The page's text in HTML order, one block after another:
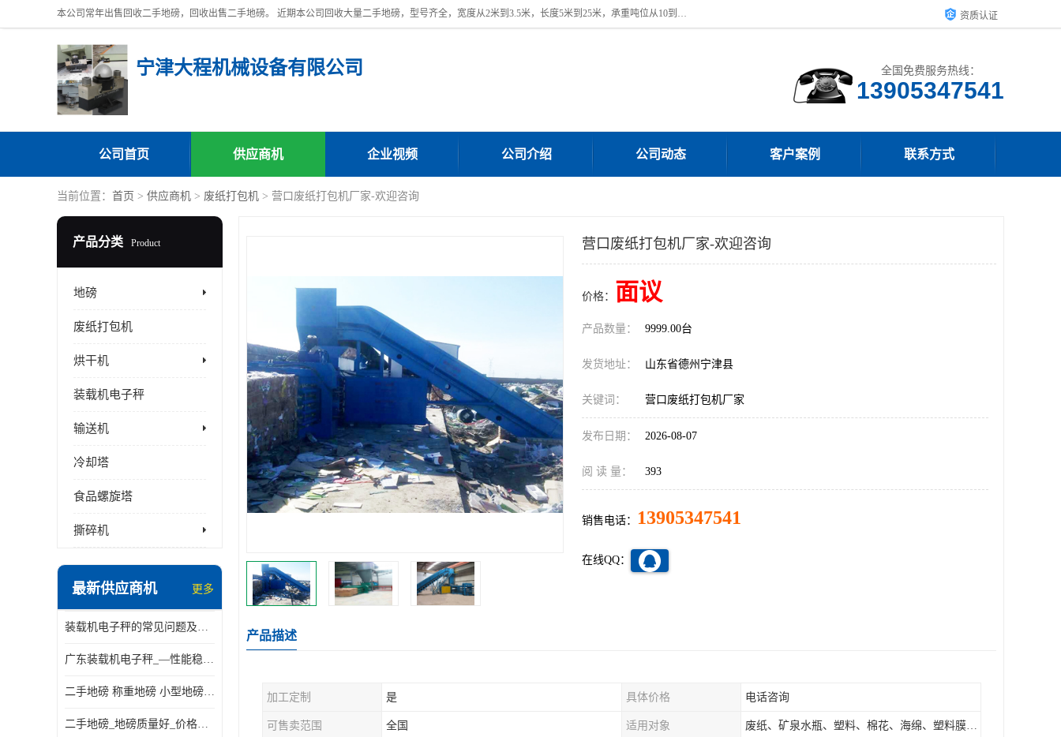
本公司常年出售回收二手地磅，回收出售二手地磅。 近期本公司回收大量二手地磅，型号齐全，宽度从2米到3.5米，长度5米到25米，承重吨位从10到200吨，成色7—9成新。 ? 使用年限6个月至2年，产品来源于个人闲置品，工矿企业停用品，因小换大而来。 精准度和新的一样， 二手地磅是内行人的选择，打个电话就省钱朋友您好等什么 资质认证
宁津大程机械设备有限公司 全国免费服务热线：
13905347541
公司首页 供应商机 企业视频 公司介绍 公司动态 客户案例 联系方式
当前位置： 首页 > 供应商机 > 废纸打包机 > 营口废纸打包机厂家-欢迎咨询
产品分类 Product
地磅
废纸打包机
烘干机
装载机电子秤
输送机
冷却塔
食品螺旋塔
撕碎机
最新供应商机 更多
装载机电子秤的常见问题及解决方法介绍
广东装载机电子秤_—性能稳定—操作简单—品质可靠
二手地磅 称重地磅 小型地磅 一百吨地磅
二手地磅_地磅质量好_价格便宜这里找【地磅行家】
营口废纸打包机厂家-欢迎咨询
价格： 面议
产品数量： 9999.00台
发货地址： 山东省德州宁津县
关键词： 营口废纸打包机厂家
发布日期： 2026-08-07
阅 读 量： 393
销售电话： 13905347541
在线QQ：
产品描述
加工定制 是 具体价格 电话咨询
可售卖范围 全国 适用对象 废纸、矿泉水瓶、塑料、棉花、海绵、塑料膜、垃圾、废料等